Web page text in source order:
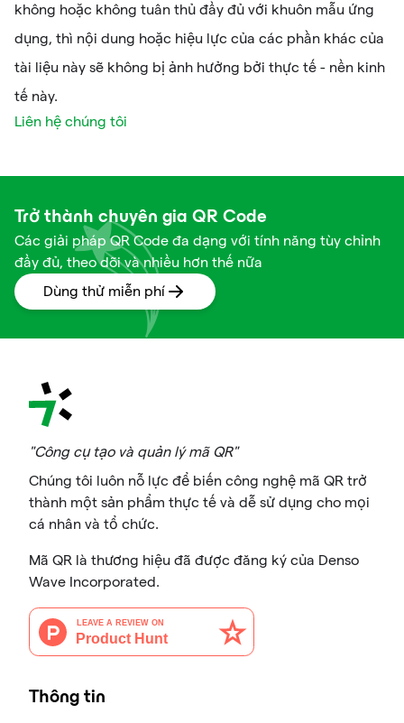
không hoặc không tuân thủ đầy đủ với khuôn mẫu ứng
dụng, thì nội dung hoặc hiệu lực của các phần khác của
tài liệu này sẽ không bị ảnh hưởng bởi thực tế - nền kinh
tế này.
Liên hệ chúng tôi
Trở thành chuyên gia QR Code
Các giải pháp QR Code đa dạng với tính năng tùy chỉnh
đầy đủ, theo dõi và nhiều hơn thế nữa
Dùng thử miễn phí
"Công cụ tạo và quản lý mã QR"
Chúng tôi luôn nỗ lực để biến công nghệ mã QR trở
thành một sản phẩm thực tế và dễ sử dụng cho mọi
cá nhân và tổ chức.
Mã QR là thương hiệu đã được đăng ký của Denso
Wave Incorporated.
Thông tin